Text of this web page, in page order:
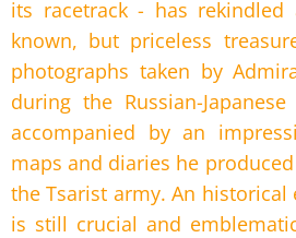
its racetrack - has
known, but priceless
photographs taken by
during the Russian-
accompanied by an
maps and diaries he
the Tsarist army. An
is still crucial and